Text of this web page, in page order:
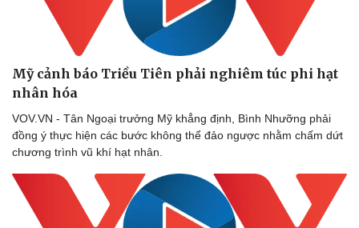
Sức khỏe
Dinh dưỡng - món ngon
Sản phụ khoa
Nhi khoa
Nam khoa
Làm đẹp - giảm cân
Phòng mạch online
Ăn sạch sống khỏe
Đời sống
Tình yêu - Gia đình
Mỹ cảnh báo Triều Tiên phải nghiêm túc phi hạt
nhân hóa ​
VOV.VN - Tân Ngoại trưởng Mỹ khẳng định, Bình Nhưỡng phải
đồng ý thực hiện các bước không thể đảo ngược nhằm chấm dứt
chương trình vũ khí hạt nhân.